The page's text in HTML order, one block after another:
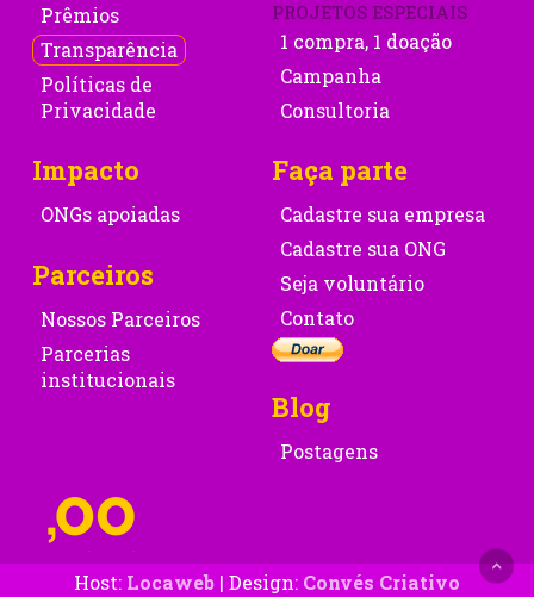
Prêmios
Transparência
Políticas de
Privacidade
PROJETOS ESPECIAIS
1 compra, 1 doação
Campanha
Consultoria
Impacto
ONGs apoiadas
Parceiros
Nossos Parceiros
Parcerias
institucionais
Faça parte
Cadastre sua empresa
Cadastre sua ONG
Seja voluntário
Contato
Blog
Postagens
Host: Locaweb| Design: Convés Criativo